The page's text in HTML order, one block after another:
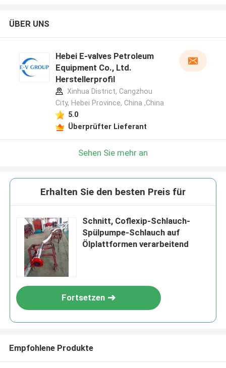
ÜBER UNS
Hebei E-valves Petroleum
Equipment Co., Ltd.
Herstellerprofil
Xinhua District, Cangzhou
City, Hebei Province, China ,China
5.0
Überprüfter Lieferant
Sehen Sie mehr an
Erhalten Sie den besten Preis für
Schnitt, Coflexip-Schlauch-
Spülpumpe-Schlauch auf
Ölplattformen verarbeitend
Fortsetzen
Empfohlene Produkte